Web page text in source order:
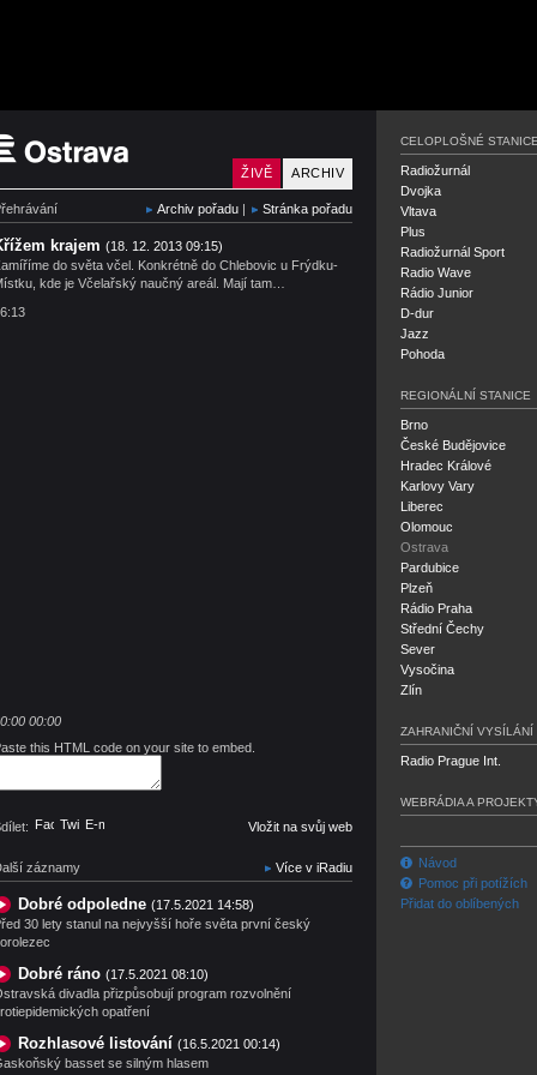
Český rozhlas Ostrava
ARCHIV
ŽIVĚ
Archiv pořadu | Stránka pořadu
krajem (18. 12. 2013 09:15)
do světa včel. Konkrétně do Chlebovic u Frýdku-
kde je Včelařský naučný areál. Mají tam…
00:00
this HTML code on your site to embed.
Facebook
TwitterE-mail Vložit na svůj web
záznamy Více v iRadiu
Dobré odpoledne (17.5.2021 14:58)
30 lety stanul na nejvyšší hoře světa první český
Dobré ráno (17.5.2021 08:10)
divadla přizpůsobují program rozvolnění
opatření
Rozhlasové listování (16.5.2021 00:14)
basset se silným hlasem
CELOPLOŠNÉ
Radiožurnál
Dvojka
Vltava
Plus
Radiožurnál Sport
Radio Wave
Rádio Junior
D-dur
Jazz
Pohoda
REGIONÁLNÍ STANICE
Brno
České Budějovice
Hradec Králové
Karlovy Vary
Liberec
Olomouc
Ostrava
Pardubice
Plzeň
Rádio Praha
Střední Čechy
Sever
Vysočina
Zlín
ZAHRANIČNÍ VYSÍLÁNÍ
Radio Prague Int.
WEBRÁDIA A
Návod
Pomoc při potížích
Přidat do oblíbených